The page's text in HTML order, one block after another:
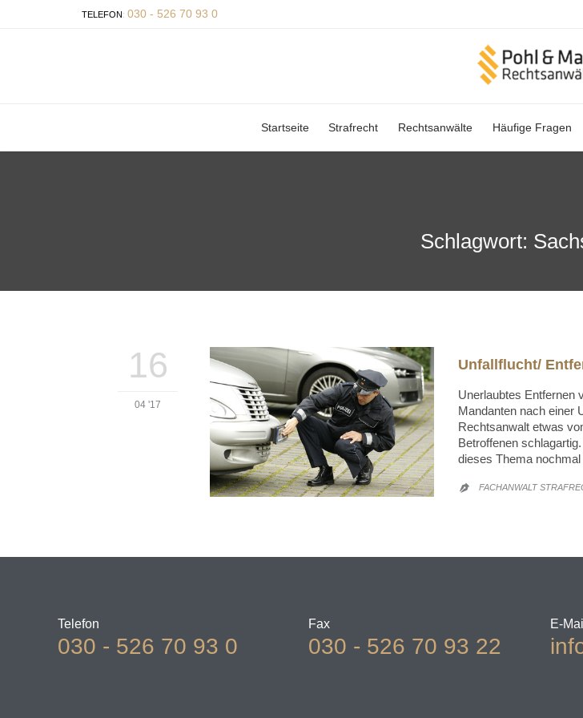
TELEFON: 030 - 526 70 93 0
to
Startseite Strafrecht Rechtsanwälte Häufige Fragen
Schlagwort:
16
04 '17
Unfallflucht/
Unerlaubtes Entfernen
Mandanten nach einer
Rechtsanwalt etwas
Betroffenen
dieses Thema
 FACHANWALT
Telefon
030 - 526 70 93 0
Fax
030 - 526 70 93 22
E-Mail